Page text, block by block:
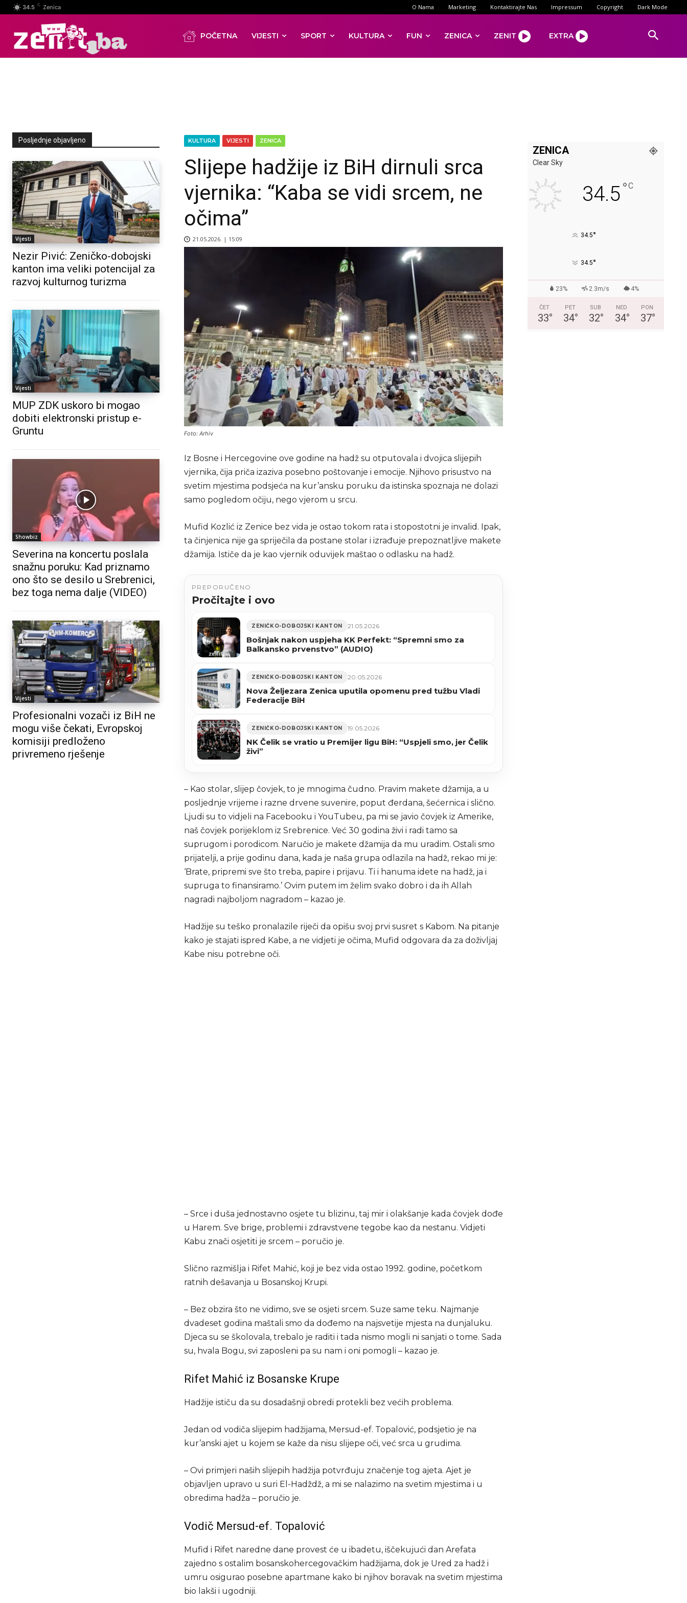
34.5 C Zenica O Nama Marketing Kontaktirajte Nas Impressum Copyright Dark Mode
POČETNA VIJESTI SPORT KULTURA FUN ZENICA ZENIT EXTRA
Posljednje objavljeno
Vijesti
Nezir Pivić: Zeničko-dobojski
kanton ima veliki potencijal za
razvoj kulturnog turizma
Vijesti
MUP ZDK uskoro bi mogao
dobiti elektronski pristup e-
Gruntu
Showbiz
Severina na koncertu poslala
snažnu poruku: Kad priznamo
ono što se desilo u Srebrenici,
bez toga nema dalje (VIDEO)
Vijesti
Profesionalni vozači iz BiH ne
mogu više čekati, Evropskoj
komisiji predloženo
privremeno rješenje
KULTURA VIJESTI ZENICA
Slijepe hadžije iz BiH dirnuli srca
vjernika: “Kaba se vidi srcem, ne
očima”
21.05.2026. | 15:09
Foto: Arhiv
Iz Bosne i Hercegovine ove godine na hadž su otputovala i dvojica slijepih
vjernika, čija priča izaziva posebno poštovanje i emocije. Njihovo prisustvo na
svetim mjestima podsjeća na kur’ansku poruku da istinska spoznaja ne dolazi
samo pogledom očiju, nego vjerom u srcu.
Mufid Kozlić iz Zenice bez vida je ostao tokom rata i stopostotni je invalid. Ipak,
ta činjenica nije ga spriječila da postane stolar i izrađuje prepoznatljive makete
džamija. Ističe da je kao vjernik oduvijek maštao o odlasku na hadž.
PREPORUČENO
Pročitajte i ovo
ZENIČKO-DOBOJSKI KANTON 21.05.2026
Bošnjak nakon uspjeha KK Perfekt: “Spremni smo za
Balkansko prvenstvo” (AUDIO)
ZENIČKO-DOBOJSKI KANTON 20.05.2026
Nova Željezara Zenica uputila opomenu pred tužbu Vladi
Federacije BiH
ZENIČKO-DOBOJSKI KANTON 19.05.2026
NK Čelik se vratio u Premijer ligu BiH: “Uspjeli smo, jer Čelik
živi”
– Kao stolar, slijep čovjek, to je mnogima čudno. Pravim makete džamija, a u
posljednje vrijeme i razne drvene suvenire, poput đerdana, šećernica i slično.
Ljudi su to vidjeli na Facebooku i YouTubeu, pa mi se javio čovjek iz Amerike,
naš čovjek porijeklom iz Srebrenice. Već 30 godina živi i radi tamo sa
suprugom i porodicom. Naručio je makete džamija da mu uradim. Ostali smo
prijatelji, a prije godinu dana, kada je naša grupa odlazila na hadž, rekao mi je:
‘Brate, pripremi sve što treba, papire i prijavu. Ti i hanuma idete na hadž, ja i
supruga to finansiramo.’ Ovim putem im želim svako dobro i da ih Allah
nagradi najboljom nagradom – kazao je.
Hadžije su teško pronalazile riječi da opišu svoj prvi susret s Kabom. Na pitanje
kako je stajati ispred Kabe, a ne vidjeti je očima, Mufid odgovara da za doživljaj
Kabe nisu potrebne oči.
– Srce i duša jednostavno osjete tu blizinu, taj mir i olakšanje kada čovjek dođe
u Harem. Sve brige, problemi i zdravstvene tegobe kao da nestanu. Vidjeti
Kabu znači osjetiti je srcem – poručio je.
Slično razmišlja i Rifet Mahić, koji je bez vida ostao 1992. godine, početkom
ratnih dešavanja u Bosanskoj Krupi.
– Bez obzira što ne vidimo, sve se osjeti srcem. Suze same teku. Najmanje
dvadeset godina maštali smo da dođemo na najsvetije mjesta na dunjaluku.
Djeca su se školovala, trebalo je raditi i tada nismo mogli ni sanjati o tome. Sada
su, hvala Bogu, svi zaposleni pa su nam i oni pomogli – kazao je.
Rifet Mahić iz Bosanske Krupe
Hadžije ističu da su dosadašnji obredi protekli bez većih problema.
Jedan od vodiča slijepim hadžijama, Mersud-ef. Topalović, podsjetio je na
kur’anski ajet u kojem se kaže da nisu slijepe oči, već srca u grudima.
– Ovi primjeri naših slijepih hadžija potvrđuju značenje tog ajeta. Ajet je
objavljen upravo u suri El-Hadždž, a mi se nalazimo na svetim mjestima i u
obredima hadža – poručio je.
Vodič Mersud-ef. Topalović
Mufid i Rifet naredne dane provest će u ibadetu, iščekujući dan Arefata
zajedno s ostalim bosanskohercegovačkim hadžijama, dok je Ured za hadž i
umru osigurao posebne apartmane kako bi njihov boravak na svetim mjestima
bio lakši i ugodniji.
ZENICA
Clear Sky
34.5°C
34.5°
34.5°
23% 2.3m/s 4%
ČET
33°
PET
34°
SUB
32°
NED
34°
PON
37°